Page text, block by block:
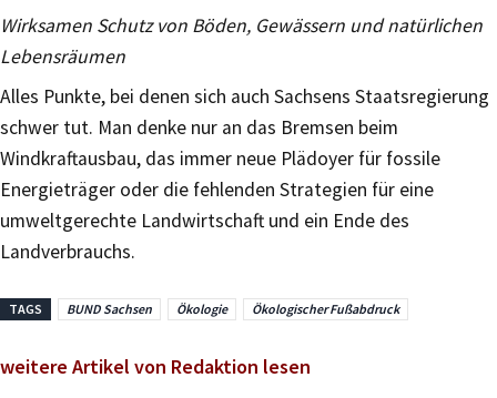
Wirksamen Schutz von Böden, Gewässern und natürlichen
Lebensräumen
Alles Punkte, bei denen sich auch Sachsens Staatsregierung
schwer tut. Man denke nur an das Bremsen beim
Windkraftausbau, das immer neue Plädoyer für fossile
Energieträger oder die fehlenden Strategien für eine
umweltgerechte Landwirtschaft und ein Ende des
Landverbrauchs.
TAGS BUND Sachsen Ökologie Ökologischer Fußabdruck
weitere Artikel von Redaktion lesen